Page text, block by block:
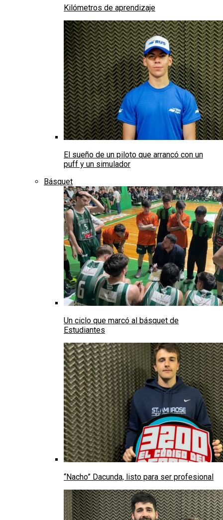
Kilómetros de aprendizaje
El sueño de un piloto que arrancó con un
puff y un simulador
Básquet
Un ciclo que marcó al básquet de
Estudiantes
“Nacho” Dacunda, listo para ser profesional